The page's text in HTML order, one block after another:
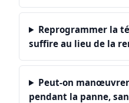
Reprogrammer la
suffire au lieu de la
Peut-on
pendant la panne,